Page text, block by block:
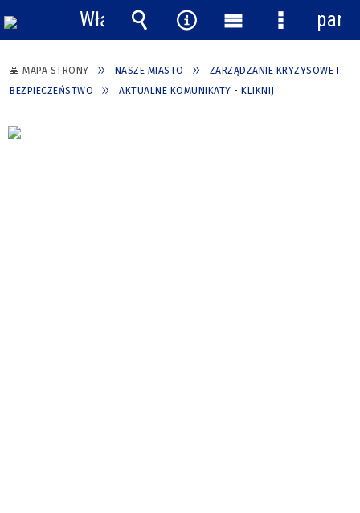
MAPA STRONY NASZE MIASTO
ZARZĄDZANIE KRYZYSOWE I
BEZPIECZEŃSTWO
AKTUALNE KOMUNIKATY - KLIKNIJ
Włącz
powiadomienia
Wyszukiwarka
Narzędzia
Menu
główne
Menu
panel